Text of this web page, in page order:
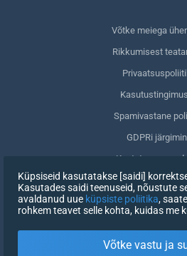
Võtke meiega
Rikkumisest
Spamivastane
GDPRi
Kustuta oma
Nõusoleku
Küpsiseid kasutatakse [saidi]
Kasutades saidi teenuseid, nõustute
avaldanud uue küpsiste poliitika,
rohkem teavet selle kohta, kuidas me
Võtke vastu ja